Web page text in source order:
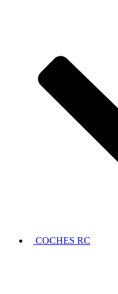
COCHES RC